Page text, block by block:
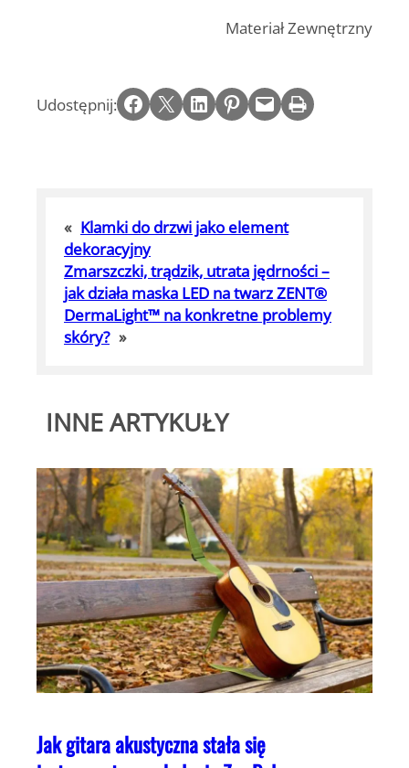
Materiał Zewnętrzny
Udostępnij: Share on Facebook Email this Page Share on LinkedIn Share on Pinterest Email this Page Print this Page
« Klamki do drzwi jako element
dekoracyjny
Zmarszczki, trądzik, utrata jędrności –
jak działa maska LED na twarz ZENT®
DermaLight™ na konkretne problemy
skóry? »
INNE ARTYKUŁY
Jak gitara akustyczna stała się